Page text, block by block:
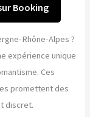
Booking
Rhône-Alpes ?
expérience unique
Ces
promettent des
discret.